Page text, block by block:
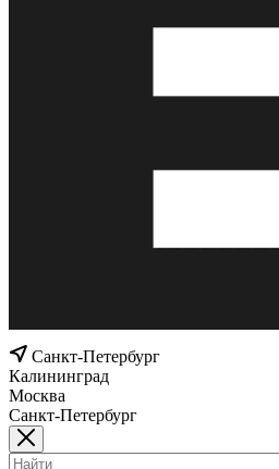
Санкт-Петербург
Калининград
Москва
Санкт-Петербург